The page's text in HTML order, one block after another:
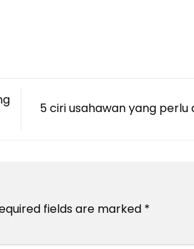
5 ciri usahawan yang perlu
fields are marked *